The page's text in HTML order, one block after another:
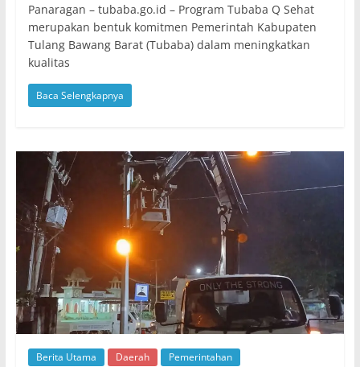
Panaragan – tubaba.go.id – Program Tubaba Q Sehat
merupakan bentuk komitmen Pemerintah Kabupaten
Tulang Bawang Barat (Tubaba) dalam meningkatkan
kualitas
Baca Selengkapnya
Berita Utama Daerah Pemerintahan